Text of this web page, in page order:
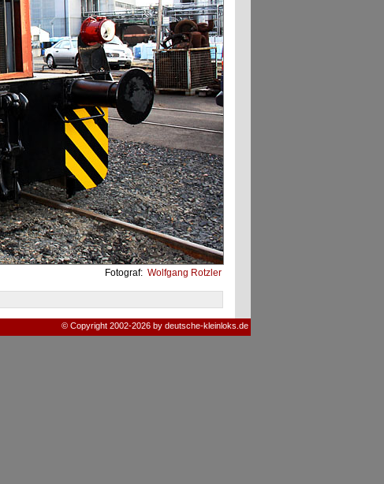
Fotograf: Wolfgang Rotzler
© Copyright 2002-2026 by deutsche-kleinloks.de